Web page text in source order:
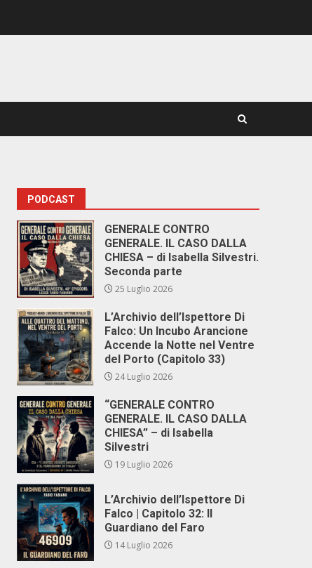
PODCAST
GENERALE CONTRO
GENERALE. IL CASO DALLA
CHIESA – di Isabella Silvestri.
Seconda parte
25 Luglio 2026
L’Archivio dell’Ispettore Di
Falco: Un Incubo Arancione
Accende la Notte nel Ventre
del Porto (Capitolo 33)
24 Luglio 2026
“GENERALE CONTRO
GENERALE. IL CASO DALLA
CHIESA” – di Isabella
Silvestri
19 Luglio 2026
L’Archivio dell’Ispettore Di
Falco | Capitolo 32: Il
Guardiano del Faro
14 Luglio 2026